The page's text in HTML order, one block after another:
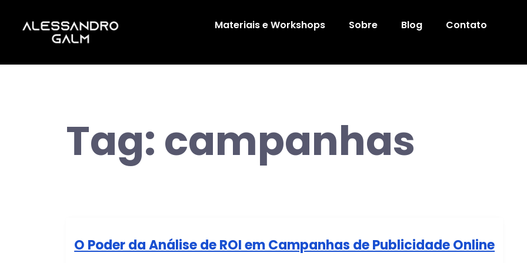
Materiais e Workshops Sobre Blog Contato
Tag: campanhas
O Poder da Análise de ROI em Campanhas de Publicidade Online